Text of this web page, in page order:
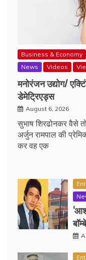
Business & Economy
News
Videos
मनोरंजन उद्योग/
डेमेट्रिएड्स
August 6, 2026
सुभाष शिरढोनकर वैसे
अर्जुन रामपाल की
कर वह एक